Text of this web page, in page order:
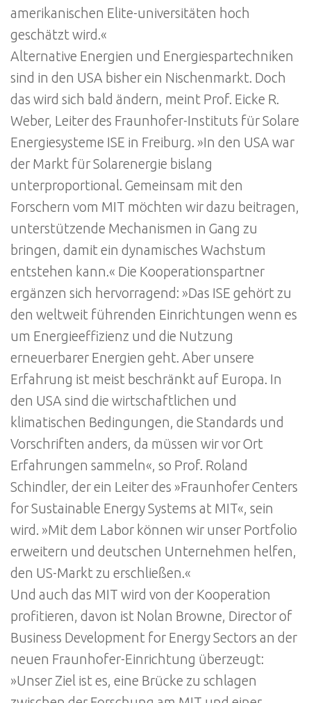
amerikanischen Elite-universitäten hoch
geschätzt wird.«
Alternative Energien und Energiespartechniken
sind in den USA bisher ein Nischenmarkt. Doch
das wird sich bald ändern, meint Prof. Eicke R.
Weber, Leiter des Fraunhofer-Instituts für Solare
Energiesysteme ISE in Freiburg. »In den USA war
der Markt für Solarenergie bislang
unterproportional. Gemeinsam mit den
Forschern vom MIT möchten wir dazu beitragen,
unterstützende Mechanismen in Gang zu
bringen, damit ein dynamisches Wachstum
entstehen kann.« Die Kooperationspartner
ergänzen sich hervorragend: »Das ISE gehört zu
den weltweit führenden Einrichtungen wenn es
um Energieeffizienz und die Nutzung
erneuerbarer Energien geht. Aber unsere
Erfahrung ist meist beschränkt auf Europa. In
den USA sind die wirtschaftlichen und
klimatischen Bedingungen, die Standards und
Vorschriften anders, da müssen wir vor Ort
Erfahrungen sammeln«, so Prof. Roland
Schindler, der ein Leiter des »Fraunhofer Centers
for Sustainable Energy Systems at MIT«, sein
wird. »Mit dem Labor können wir unser Portfolio
erweitern und deutschen Unternehmen helfen,
den US-Markt zu erschließen.«
Und auch das MIT wird von der Kooperation
profitieren, davon ist Nolan Browne, Director of
Business Development for Energy Sectors an der
neuen Fraunhofer-Einrichtung überzeugt:
»Unser Ziel ist es, eine Brücke zu schlagen